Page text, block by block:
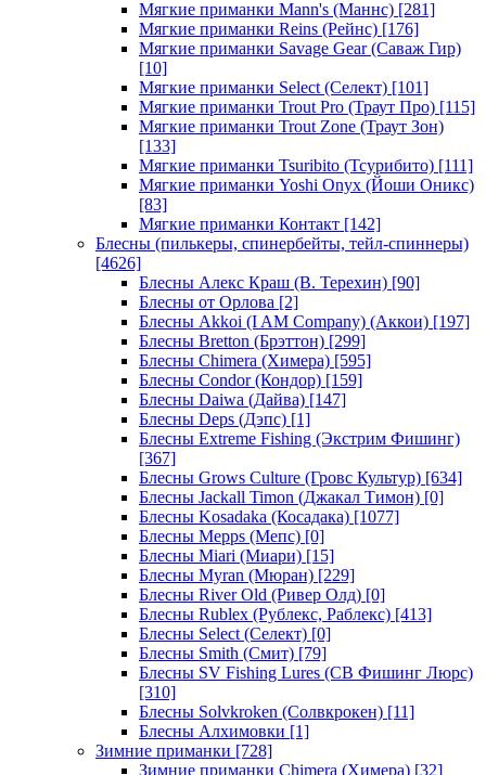
Мягкие приманки Mann's (Маннс) [281]
Мягкие приманки Reins (Рейнс) [176]
Мягкие приманки Savage Gear (Саваж Гир)
[10]
Мягкие приманки Select (Селект) [101]
Мягкие приманки Trout Pro (Траут Про) [115]
Мягкие приманки Trout Zone (Траут Зон)
[133]
Мягкие приманки Tsuribito (Тсурибито) [111]
Мягкие приманки Yoshi Onyx (Йоши Оникс)
[83]
Мягкие приманки Контакт [142]
Блесны (пилькеры, спинербейты, тейл-спиннеры)
[4626]
Блесны Алекс Краш (В. Терехин) [90]
Блесны от Орлова [2]
Блесны Akkoi (I AM Company) (Аккои) [197]
Блесны Bretton (Брэттон) [299]
Блесны Chimera (Химера) [595]
Блесны Condor (Кондор) [159]
Блесны Daiwa (Дайва) [147]
Блесны Deps (Дэпс) [1]
Блесны Extreme Fishing (Экстрим Фишинг)
[367]
Блесны Grows Culture (Гровс Культур) [634]
Блесны Jackall Timon (Джакал Тимон) [0]
Блесны Kosadaka (Косадака) [1077]
Блесны Mepps (Мепс) [0]
Блесны Miari (Миари) [15]
Блесны Myran (Мюран) [229]
Блесны River Old (Ривер Олд) [0]
Блесны Rublex (Рублекс, Раблекс) [413]
Блесны Select (Селект) [0]
Блесны Smith (Смит) [79]
Блесны SV Fishing Lures (СВ Фишинг Люрс)
[310]
Блесны Solvkroken (Солвкрокен) [11]
Блесны Алхимовки [1]
Зимние приманки [728]
Зимние приманки Chimera (Химера) [32]